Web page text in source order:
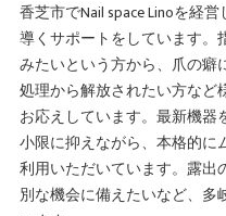
香芝市でNail space Linoを経
導くサポートをしています。
みたいという方から、爪の癖
処理から解放されたい方など
お応えしています。最新機
小限に抑えながら、本格的に
利用いただいています。露出
別な機会に備えたいなど、多